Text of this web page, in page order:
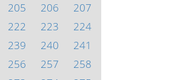
205 206
207
222 223
224
239 240
241
256 257
258